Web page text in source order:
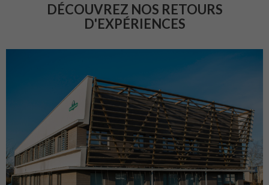
DÉCOUVREZ NOS RETOURS
D'EXPÉRIENCES